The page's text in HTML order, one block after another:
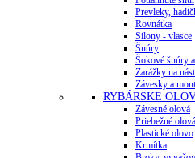
Prevleky,
Rovnátka
Silony - vlasce
Šnúry
Šokové šnúry
Zarážky na
Závesky a
RYBÁRSKE
Závesné olová
Priebežné olová
Plastické olovo
Krmítka